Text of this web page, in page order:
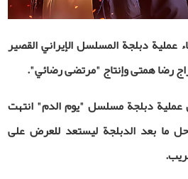
عملية دبلجة المسلسل الإيراني القصير
رضا همتی وإنتاج "مرتضى رضائي".
عملية دبلجة مسلسل "يوم الدم" انتهت
ما بعد الدبلجة ليستعد للعرض على